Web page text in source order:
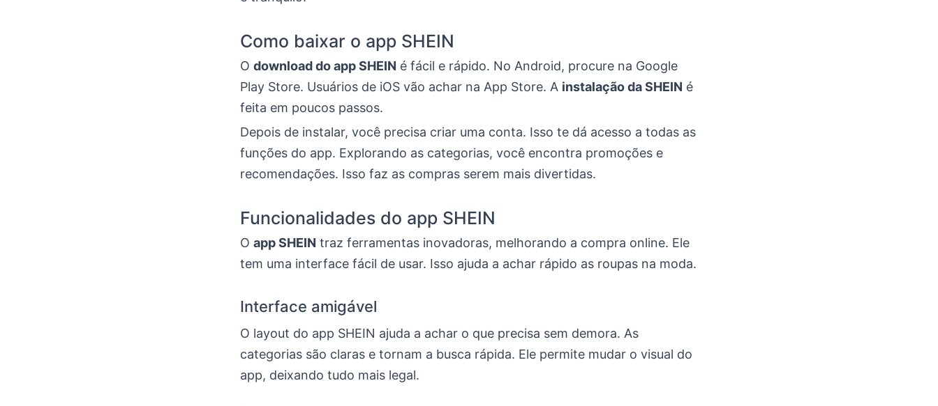
Como baixar o app SHEIN
O download do app SHEIN é fácil e rápido. No Android, procure na Google
Play Store. Usuários de iOS vão achar na App Store. A instalação da SHEIN é
feita em poucos passos.
Depois de instalar, você precisa criar uma conta. Isso te dá acesso a todas as
funções do app. Explorando as categorias, você encontra promoções e
recomendações. Isso faz as compras serem mais divertidas.
Funcionalidades do app SHEIN
O app SHEIN traz ferramentas inovadoras, melhorando a compra online. Ele
tem uma interface fácil de usar. Isso ajuda a achar rápido as roupas na moda.
Interface amigável
O layout do app SHEIN ajuda a achar o que precisa sem demora. As
categorias são claras e tornam a busca rápida. Ele permite mudar o visual do
app, deixando tudo mais legal.